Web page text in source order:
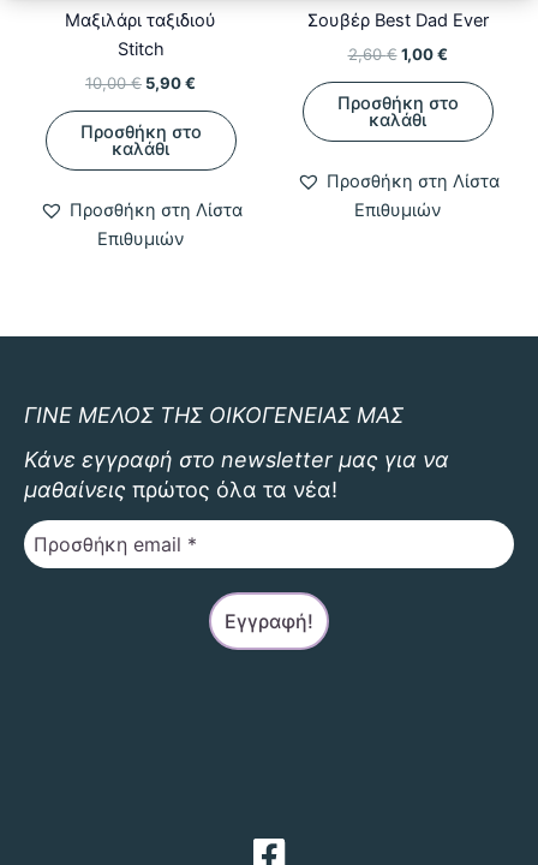
Μαξιλάρι ταξιδιού
Stitch
10,00€ Original
10,00 €.
5,90€
τιμή
είναι:
5,90 €.
Προσθήκη στο
καλάθι
Προσθήκη στη Λίστα
Επιθυμιών
Σουβέρ Best Dad Ever
2,60€ Original
2,60 €.
1,00€Η
τιμή
είναι:
1,00 €.
Προσθήκη στο
καλάθι
Προσθήκη στη Λίστα
Επιθυμιών
ΓΙΝΕ ΜΕΛΟΣ ΤΗΣ ΟΙΚΟΓΕΝΕΙΑΣ ΜΑΣ
Κάνε εγγραφή στο newsletter μας για να
μαθαίνεις πρώτος όλα τα νέα!